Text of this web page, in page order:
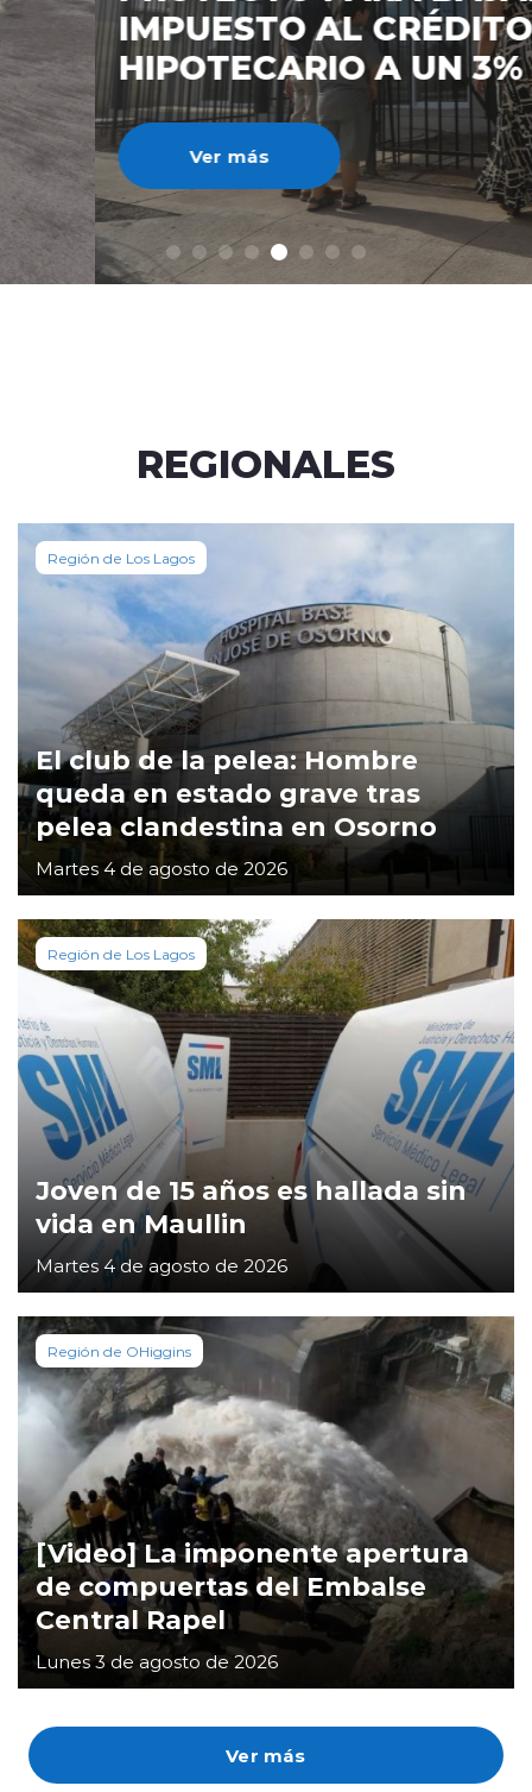
IMPUESTO AL CRÉDITO
HIPOTECARIO A UN 3%
Ver más
REGIONALES
Ver más
Región de Los Lagos
El club de la pelea: Hombre
queda en estado grave tras
pelea clandestina en Osorno
Martes 4 de agosto de 2026
Región de Los Lagos
Joven de 15 años es hallada sin
vida en Maullin
Martes 4 de agosto de 2026
Región de OHiggins
[Video] La imponente apertura
de compuertas del Embalse
Central Rapel
Lunes 3 de agosto de 2026